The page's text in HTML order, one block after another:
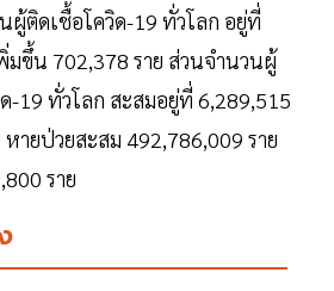
ผู้ติดเชื้อโควิด-19 ทั่วโลก อยู่ที่
มขึ้น 702,378 ราย ส่วนจำนวนผู้
ด-19 ทั่วโลก สะสมอยู่ที่ 6,289,515
ายป่วยสะสม 492,786,009 ราย
ราย